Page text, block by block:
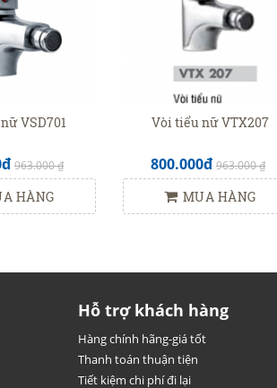
VSD701
963.000 ₫
HÀNG
Vòi tiểu nữ VTX207
800.000đ 963.000 ₫
MUA HÀNG
Hỗ trợ khách hàng
Hàng chính hãng-giá tốt
Thanh toán thuận tiện
Tiết kiệm chi phí đi lại